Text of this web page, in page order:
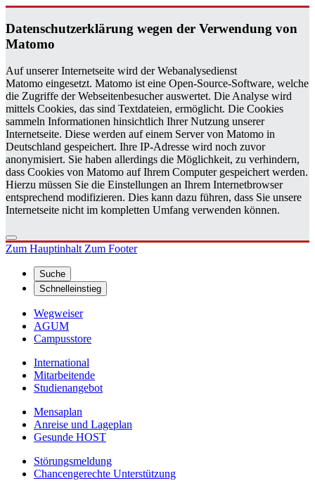
Da­ten­schutz­er­klä­rung wegen der Ver­wen­dung von
Ma­to­mo
Auf unserer Internetseite wird der Webanalysedienst
Matomo eingesetzt. Matomo ist eine Open-Source-Software, welche
die Zugriffe der Webseitenbesucher auswertet. Die Analyse wird
mittels Cookies, das sind Textdateien, ermöglicht. Die Cookies
sammeln Informationen hinsichtlich Ihrer Nutzung unserer
Internetseite. Diese werden auf einem Server von Matomo in
Deutschland gespeichert. Ihre IP-Adresse wird noch zuvor
anonymisiert. Sie haben allerdings die Möglichkeit, zu verhindern,
dass Cookies von Matomo auf Ihrem Computer gespeichert werden.
Hierzu müssen Sie die Einstellungen an Ihrem Internetbrowser
entsprechend modifizieren. Dies kann dazu führen, dass Sie unsere
Internetseite nicht im kompletten Umfang verwenden können.
Zum HauptinhaltZum Footer
Suche
Schnelleinstieg
Wegweiser
AGUM
Campusstore
International
Mitarbeitende
Studienangebot
Mensaplan
Anreise und Lageplan
Gesunde HOST
Störungsmeldung
Chancengerechte Unterstützung